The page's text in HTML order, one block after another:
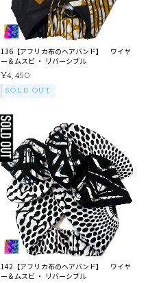
136【アフリカ布のヘアバンド】 ワイヤ
ー＆ムスビ ・ リバーシブル
¥4,450
SOLD OUT
142【アフリカ布のヘアバンド】 ワイヤ
ー＆ムスビ ・ リバーシブル